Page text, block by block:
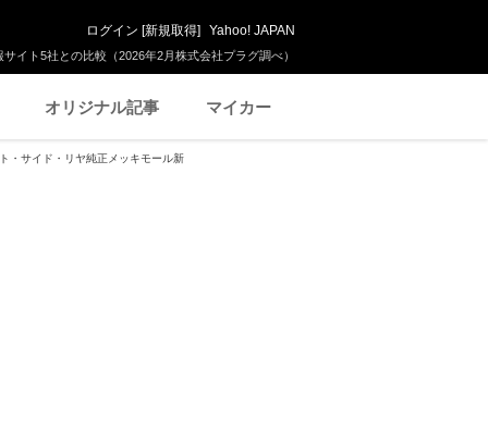
イト5社との比較（2026年2月株式会社プラグ調べ）
ログイン [新規取得] Yahoo! JAPAN
オリジナル記事 マイカー
・サイド・リヤ純正メッキモール新